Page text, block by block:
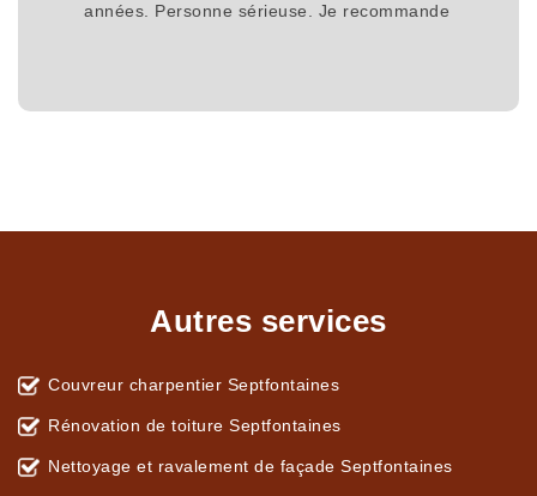
années. Personne sérieuse. Je recommande
Autres services
Couvreur charpentier Septfontaines
Rénovation de toiture Septfontaines
Nettoyage et ravalement de façade Septfontaines